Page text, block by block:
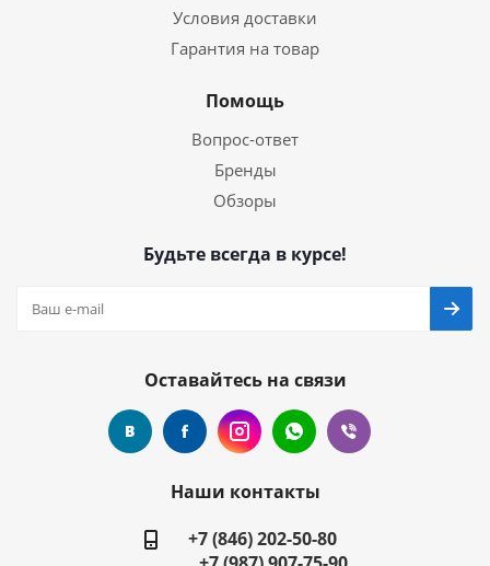
Условия доставки
Гарантия на товар
Помощь
Вопрос-ответ
Бренды
Обзоры
Будьте всегда в курсе!
Оставайтесь на связи
Наши контакты
+7 (846) 202-50-80